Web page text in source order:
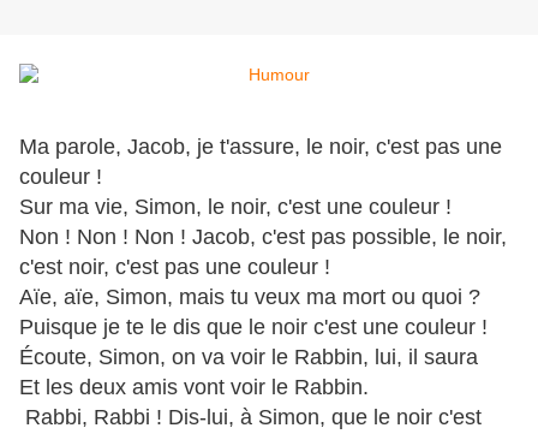
Ma parole, Jacob, je t'assure, le noir, c'est pas une
couleur !
Sur ma vie, Simon, le noir, c'est une couleur !
Non ! Non ! Non ! Jacob, c'est pas possible, le noir,
c'est noir, c'est pas une couleur !
Aïe, aïe, Simon, mais tu veux ma mort ou quoi ?
Puisque je te le dis que le noir c'est une couleur !
Écoute, Simon, on va voir le Rabbin, lui, il saura
Et les deux amis vont voir le Rabbin.
Rabbi, Rabbi ! Dis-lui, à Simon, que le noir c'est